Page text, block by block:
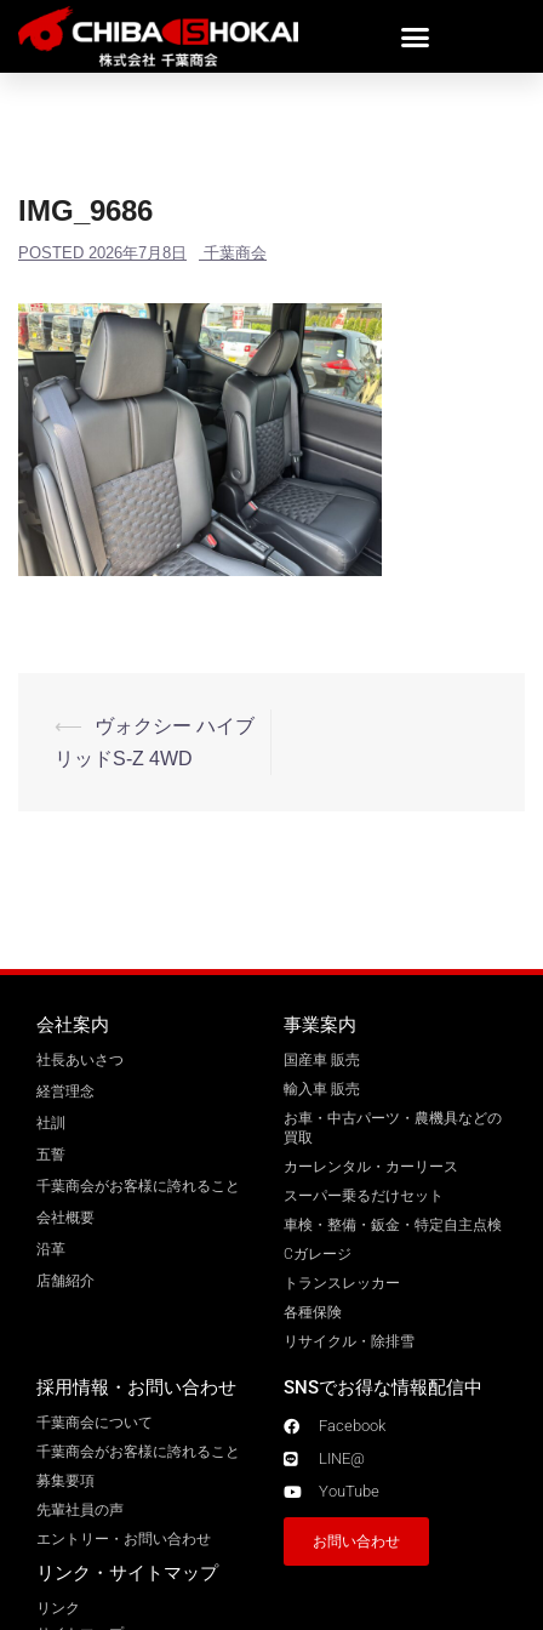
IMG_9686
POSTED 2026年7月8日 千葉商会
⟵
ヴォクシー ハイブ
リッドS-Z 4WD
会社案内
社長あいさつ
経営理念
社訓
五誓
千葉商会がお客様に誇れること
会社概要
沿革
店舗紹介
事業案内
国産車 販売
輸入車 販売
お車・中古パーツ・農機具などの
買取
カーレンタル・カーリース
スーパー乗るだけセット
車検・整備・鈑金・特定自主点検
Cガレージ
トランスレッカー
各種保険
リサイクル・除排雪
採用情報・お問い合わせ
千葉商会について
千葉商会がお客様に誇れること​
募集要項
先輩社員の声
エントリー・お問い合わせ
リンク・サイトマップ
リンク
SNSでお得な情報配信中
Facebook
LINE@
YouTube
お問い合わせ